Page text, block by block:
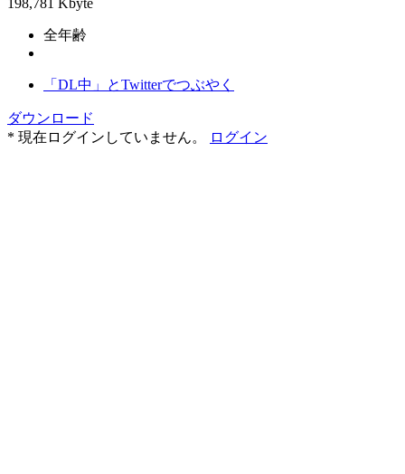
全年齢
「DL中」とTwitterでつぶやく
ダウンロード
* 現在ログインしていません。
ログイン